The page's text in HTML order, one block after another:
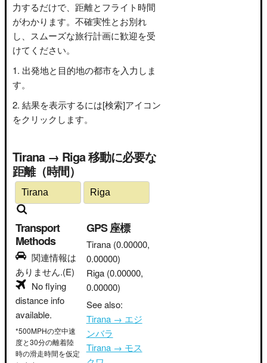
力するだけで、距離とフライト時間
がわかります。不確実性とお別れ
し、スムーズな旅行計画に歓迎を受
けてください。
出発地と目的地の都市を入力しま
す。
結果を表示するには[検索]アイコン
をクリックします。
Tirana → Riga 移動に必要な
距離（時間）
Transport
Methods
関連情報は
ありません.(E)
No flying
distance info
available.
*500MPHの空中速
度と30分の離着陸
時の滑走時間を仮定
GPS 座標
Tirana (0.00000,
0.00000)
Riga (0.00000,
0.00000)
See also:
Tirana → エジ
ンバラ
Tirana → モス